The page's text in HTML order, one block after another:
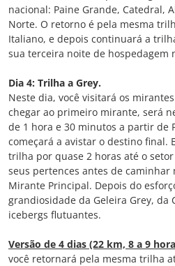
nacional: Paine Grande, Catedral,
Norte. O retorno é pela mesma
Italiano, e depois continuará a
sua terceira noite de hospedagem
Dia 4: Trilha a Grey.
Neste dia, você visitará os
chegar ao primeiro mirante, será
de 1 hora e 30 minutos a partir de
começará a avistar o destino final.
trilha por quase 2 horas até o
seus pertences antes de caminhar
Mirante Principal. Depois do
grandiosidade da Geleira Grey, da
icebergs flutuantes.
Versão de 4 dias (22 km, 8 a 9
você retornará pela mesma trilha